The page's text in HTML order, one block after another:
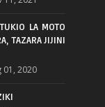
LA MOTO
TAZARA JIJINI
01, 2020